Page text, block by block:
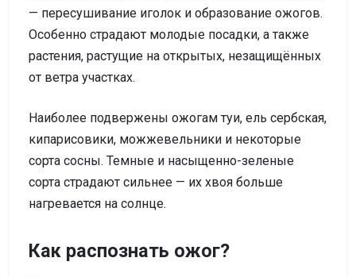
— пересушивание иголок и образование ожогов.
Особенно страдают молодые посадки, а также
растения, растущие на открытых, незащищённых
от ветра участках.
Наиболее подвержены ожогам туи, ель сербская,
кипарисовики, можжевельники и некоторые
сорта сосны. Темные и насыщенно-зеленые
сорта страдают сильнее — их хвоя больше
нагревается на солнце.
Как распознать ожог?